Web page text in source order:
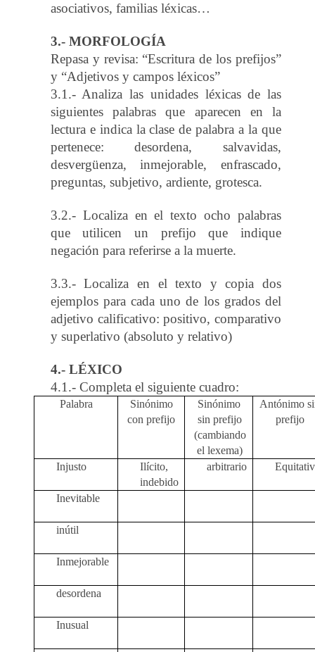
asociativos, familias léxicas…
3.- MORFOLOGÍA
Repasa y revisa: “Escritura de los prefijos”
y “Adjetivos y campos léxicos”
3.1.- Analiza las unidades léxicas de las
siguientes palabras que aparecen en la
lectura e indica la clase de palabra a la que
pertenece: desordena, salvavidas,
desvergüenza, inmejorable, enfrascado,
preguntas, subjetivo, ardiente, grotesca.
3.2.- Localiza en el texto ocho palabras
que utilicen un prefijo que indique
negación para referirse a la muerte.
3.3.- Localiza en el texto y copia dos
ejemplos para cada uno de los grados del
adjetivo calificativo: positivo, comparativo
y superlativo (absoluto y relativo)
4.- LÉXICO
4.1.- Completa el siguiente cuadro:
Palabra
Sinónimo
con prefijo
Sinónimo
sin prefijo
(cambiando
el lexema)
Antónimo
prefijo
Injusto
Ilícito,
indebido
arbitrario
Inevitable
inútil
Inmejorable
desordena
Inusual